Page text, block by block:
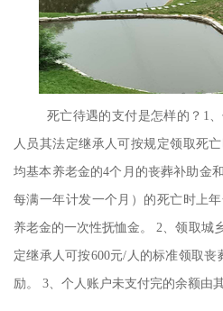
死亡待遇的支付是怎样的？ 1
人员其法定继承人可按规定领取死
均基本养老金的4个月的丧葬补助金
每满一年计发一个月）的死亡时上
养老金的一次性抚恤金。 2、领取城
定继承人可按600元/人的标准领取丧
励。 3、个人账户未支付完的余额由